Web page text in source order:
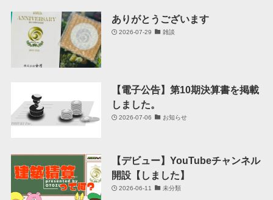
ありがとうございます
2026-07-29 雑談
【電子公告】第10期決算書を掲載
しました。
2026-07-06 お知らせ
【デビュー】YouTubeチャンネル
開設【しました】
2026-06-11 未分類